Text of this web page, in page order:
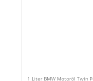
1 Liter BMW Motoröl Twin